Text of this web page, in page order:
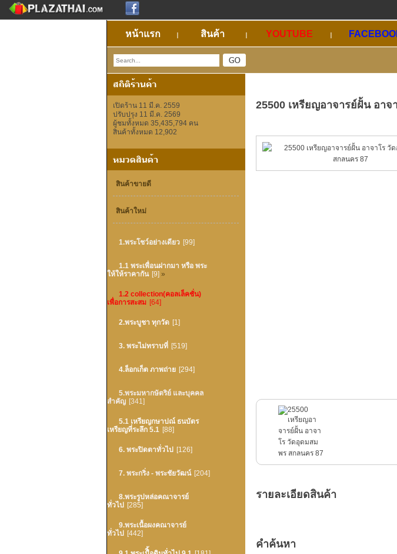
หน้าแรก สินค้า YOUTUBE
เปิดร้าน 11 มี.ค. 2559
ปรับปรุง 11 มี.ค. 2569
ผู้ชมทั้งหมด 35,435,794 คน
สินค้าทั้งหมด 12,902
สินค้าขายดี
สินค้าใหม่
1.พระโชว์อย่างเดียว [99]
1.1 พระเพื่อนฝากมา หรือ พระ
ให้ให้ราคากัน [9] »
1.2 collection(คอลเล็คชั่น)
เพื่อการสะสม [64]
2.พระบูชา ทุกวัด [1]
3. พระไม่ทราบที่ [519]
4.ล็อกเก็ต ภาพถ่าย [294]
5.พระมหากษัตริย์ และบุคคล
สำคัญ [341]
5.1 เหรียญกษาปณ์ ธนบัตร
เหรียญที่ระลึก 5.1 [88]
6. พระปิดตาทั่วไป [126]
7. พระกริ่ง - พระชัยวัฒน์ [204]
8.พระรูปหล่อคณาจารย์
ทั่วไป
[285]
9.พระเนื้อผงคณาจารย์
ทั่วไป
[442]
25500 เหรียญอาจารย์ฝั้น อา
รายละเอียดสินค้า
คำค้นหา